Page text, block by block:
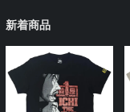
新着商品